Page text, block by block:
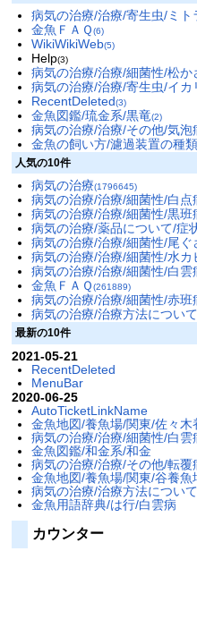
病気の治療/治療/寄生虫/ミト
金魚ＦＡＱ(6)
WikiWikiWeb(5)
Help(3)
病気の治療/治療/細菌性/松か
病気の治療/治療/寄生虫/イカ
RecentDeleted(3)
金魚図鑑/琉金系/黒竜(2)
病気の治療/治療/その他/気泡
金魚の飼い方/濾過装置の種
人気の10件
病気の治療(1796645)
病気の治療/治療/細菌性/白点
病気の治療/治療/細菌性/黒班
病気の治療/薬品について/症
病気の治療/治療/細菌性/尾ぐ
病気の治療/治療/細菌性/水カ
病気の治療/治療/細菌性/白雲
金魚ＦＡＱ(261889)
病気の治療/治療/細菌性/赤班
病気の治療/治療方法につい
最新の10件
2021-05-21
RecentDeleted
MenuBar
2020-06-25
AutoTicketLinkName
金魚地図/養魚場/関東/佐々木
病気の治療/治療/細菌性/白雲
金魚図鑑/和金系/和金
病気の治療/治療/その他/転覆
金魚地図/養魚場/関東/谷養魚
病気の治療/治療方法につい
金魚用語辞典/は行/白雲病
カウンター